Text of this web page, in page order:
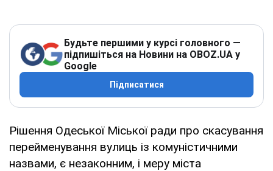
Будьте першими у курсі головного —
підпишіться на Новини на OBOZ.UA у
Google
Підписатися
Рішення Одеської Міської ради про скасування
перейменування вулиць із комуністичними
назвами, є незаконним, і меру міста